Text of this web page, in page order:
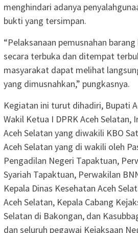
menghindari adanya
bukti yang tersimpan.
“Pelaksanaan pemusnahan
secara terbuka dan ditempat
masyarakat dapat melihat
yang dimusnahkan,” pungkasnya.
Kegiatan ini turut dihadiri, Bupati
Wakil Ketua I DPRK Aceh Selatan,
Aceh Selatan yang diwakili KBO
Aceh Selatan yang di wakili oleh
Pengadilan Negeri Tapaktuan,
Syariah Tapaktuan, Perwakilan
Kepala Dinas Kesehatan Aceh
Aceh Selatan, Kepala Cabang
Selatan di Bakongan, dan
dan seluruh pegawai Kejaksaan